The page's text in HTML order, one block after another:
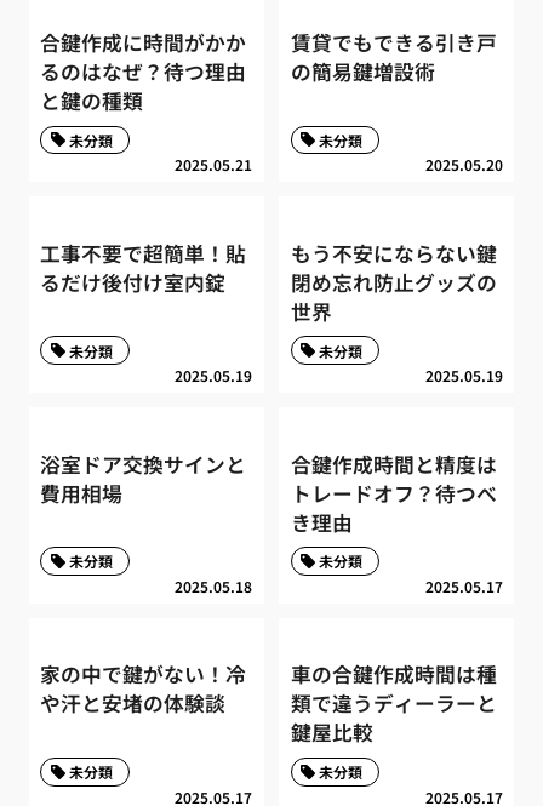
合鍵作成に時間がかか
るのはなぜ？待つ理由
と鍵の種類
2025.05.21
未分類
賃貸でもできる引き戸
の簡易鍵増設術
2025.05.20
未分類
工事不要で超簡単！貼
るだけ後付け室内錠
2025.05.19
未分類
もう不安にならない鍵
閉め忘れ防止グッズの
世界
2025.05.19
未分類
浴室ドア交換サインと
費用相場
2025.05.18
未分類
合鍵作成時間と精度は
トレードオフ？待つべ
き理由
2025.05.17
未分類
家の中で鍵がない！冷
や汗と安堵の体験談
2025.05.17
未分類
車の合鍵作成時間は種
類で違うディーラーと
鍵屋比較
2025.05.17
未分類